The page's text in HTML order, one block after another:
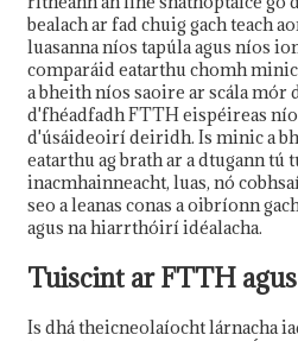
bealach ar fad chuig gach teach
luasanna níos tapúla agus níos
comparáid eatarthu chomh
a bheith níos saoire ar scála mór
d'fhéadfadh FTTH eispéireas
d'úsáideoirí deiridh. Is minic a
eatarthu ag brath ar a dtugann tú
inacmhainneacht, luas, nó
seo a leanas conas a oibríonn
agus na hiarrthóirí idéalacha.
Tuiscint ar FTTH
Is dhá theicneolaíocht lárnacha